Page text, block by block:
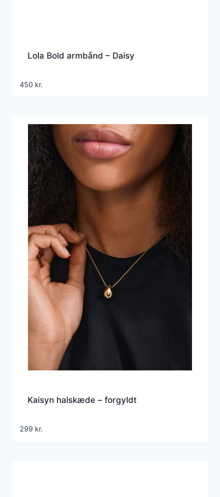
Lola Bold armbånd – Daisy
450 kr.
Kaisyn halskæde – forgyldt
299 kr.